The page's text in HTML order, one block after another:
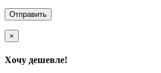
×
Хочу дешевле!